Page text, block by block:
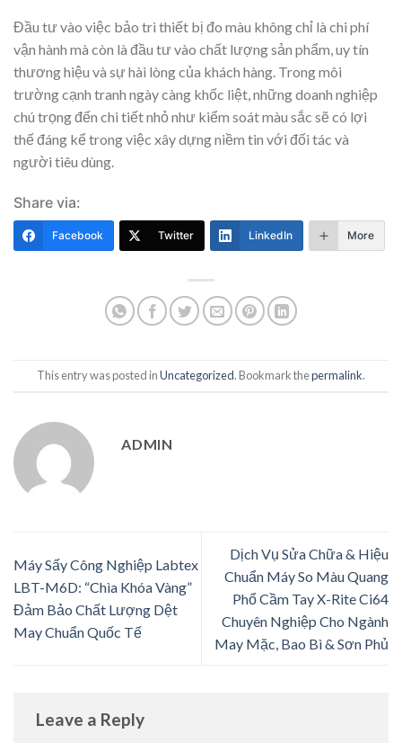
Đầu tư vào việc bảo trì thiết bị đo màu không chỉ là chi phí
vận hành mà còn là đầu tư vào chất lượng sản phẩm, uy tín
thương hiệu và sự hài lòng của khách hàng. Trong môi
trường cạnh tranh ngày càng khốc liệt, những doanh nghiệp
chú trọng đến chi tiết nhỏ như kiểm soát màu sắc sẽ có lợi
thế đáng kể trong việc xây dựng niềm tin với đối tác và
người tiêu dùng.
Share via:
Facebook Twitter LinkedIn More
This entry was posted inUncategorized. Bookmark thepermalink.
ADMIN
Máy Sấy Công Nghiệp Labtex
LBT-M6D: “Chìa Khóa Vàng”
Đảm Bảo Chất Lượng Dệt
May Chuẩn Quốc Tế
Dịch Vụ Sửa Chữa & Hiệu
Chuẩn Máy So Màu Quang
Phổ Cầm Tay X-Rite Ci64
Chuyên Nghiệp Cho Ngành
May Mặc, Bao Bì & Sơn Phủ
Leave a Reply